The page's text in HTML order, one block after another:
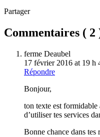
Partager
Commentaires ( 2
ferme Deaubel
17 février 2016 at 19 h
Répondre
Bonjour,
ton texte est formidable
d’utiliser tes services
Bonne chance dans tes